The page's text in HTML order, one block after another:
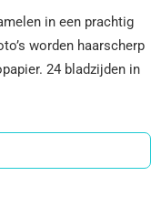
in een prachtig
worden haarscherp
24 bladzijden in